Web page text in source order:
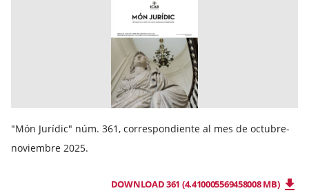
"Món Jurídic" núm. 361, correspondiente al mes de octubre-
noviembre 2025.
DOWNLOAD 361 (4.410005569458008 MB)